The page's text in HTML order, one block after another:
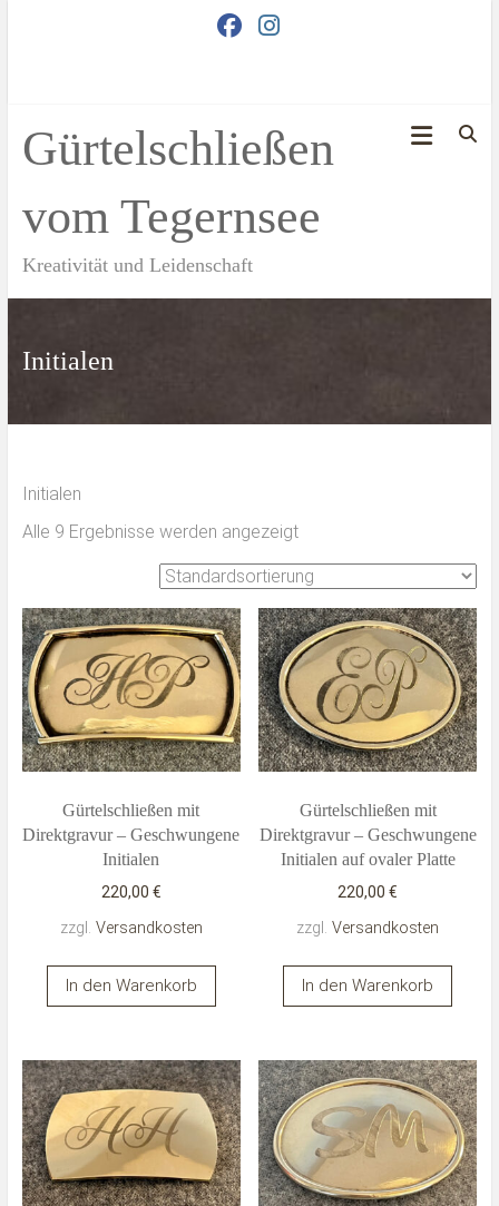
Gürtelschließen
vom Tegernsee
Kreativität und Leidenschaft
Initialen
Initialen
Alle 9 Ergebnisse werden angezeigt
Gürtelschließen mit
Direktgravur – Geschwungene
Initialen
220,00 €
zzgl. Versandkosten
In den Warenkorb
Gürtelschließen mit
Direktgravur – Geschwungene
Initialen auf ovaler Platte
220,00€
zzgl.Versandkosten
In den Warenkorb